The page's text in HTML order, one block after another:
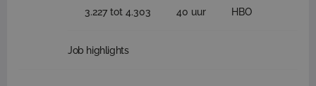
3.227 tot 4.303 40 uur HBO
Job highlights